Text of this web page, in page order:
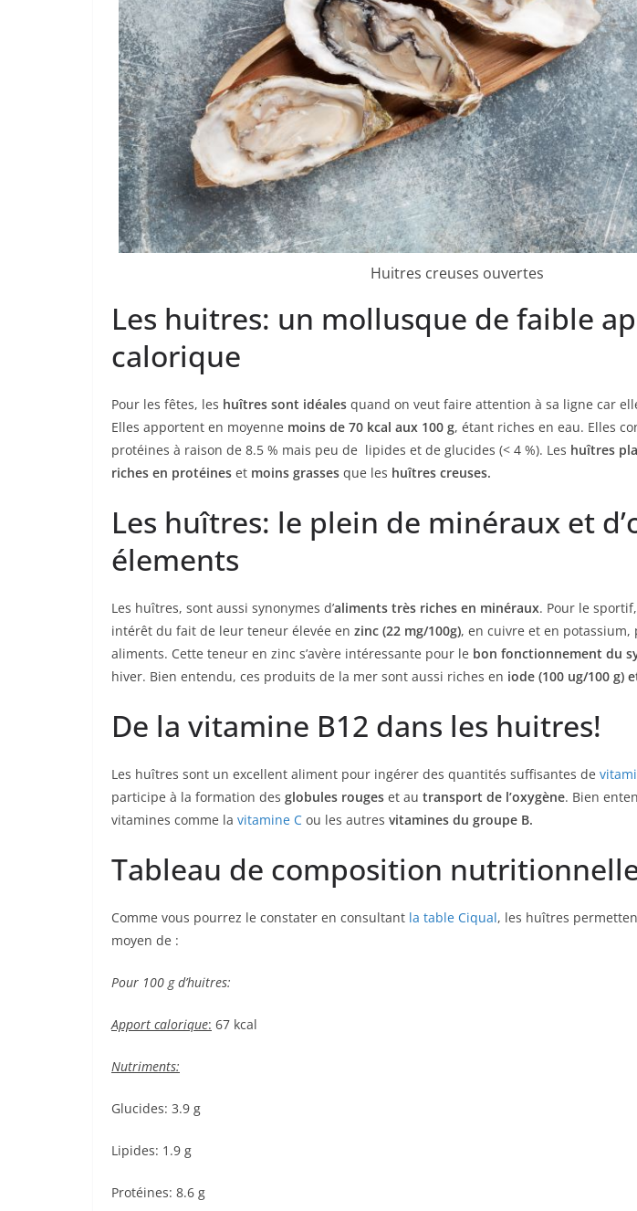
Huitres creuses ouvertes
Les huitres: un mollusque de faible
calorique
Pour les fêtes, les huîtres sont idéales quand on veut faire attention à sa ligne car
Elles apportent en moyenne moins de 70 kcal aux 100 g, étant riches en eau. Elles
protéines à raison de 8.5 % mais peu de lipides et de glucides (< 4 %). Les huîtres
riches en protéines et moins grasses que les huîtres creuses.
Les huîtres: le plein de minéraux et
élements
Les huîtres, sont aussi synonymes d’aliments très riches en minéraux. Pour le
intérêt du fait de leur teneur élevée en zinc (22 mg/100g), en cuivre et en potassium,
aliments. Cette teneur en zinc s’avère intéressante pour le bon fonctionnement du
hiver. Bien entendu, ces produits de la mer sont aussi riches en iode (100 ug/100 g)
De la vitamine B12 dans les huitres!
Les huîtres sont un excellent aliment pour ingérer des quantités suffisantes de
participe à la formation des globules rouges et au transport de l’oxygène. Bien
vitamines comme la vitamine C ou les autres vitamines du groupe B.
Tableau de composition
Comme vous pourrez le constater en consultant la table Ciqual, les huîtres
moyen de :
Pour 100 g d’huitres:
Apport calorique: 67 kcal
Nutriments:
Glucides: 3.9 g
Lipides: 1.9 g
Protéines: 8.6 g